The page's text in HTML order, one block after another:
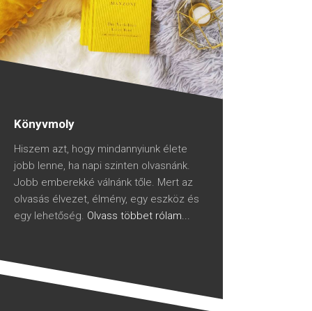
Könyvmoly
Hiszem azt, hogy mindannyiunk élete
jobb lenne, ha napi szinten olvasnánk.
Jobb emberekké válnánk tőle. Mert az
olvasás élvezet, élmény, egy eszköz és
egy lehetőség. Olvass többet rólam...